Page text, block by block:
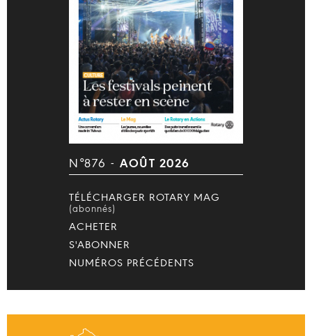
N°876 - AOÛT 2026
TÉLÉCHARGER ROTARY MAG
(abonnés)
ACHETER
S'ABONNER
NUMÉROS PRÉCÉDENTS